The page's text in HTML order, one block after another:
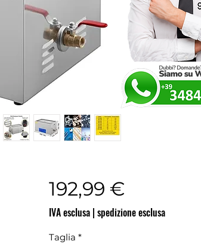
192,99 €
IVA esclusa| spedizione esclusa
Taglia *